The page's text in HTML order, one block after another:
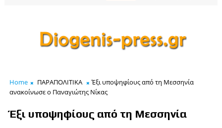
Home ΠΑΡΑΠΟΛΙΤΙΚΑ
Έξι υποψηφίους από τη Μεσσηνία
ανακοίνωσε ο Παναγιώτης Νίκας
Έξι υποψηφίους από τη Μεσσηνία